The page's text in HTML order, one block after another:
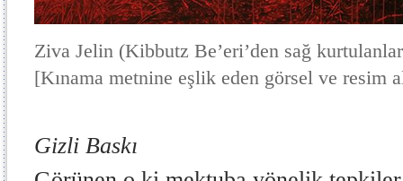
Ziva Jelin (Kibbutz Be’eri’den sağ
[Kınama metnine eşlik eden görsel ve resim
Gizli Baskı